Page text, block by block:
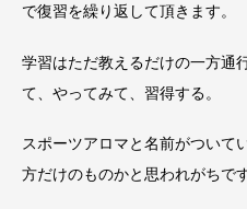
で復習を繰り返して頂きます。
学習はただ教えるだけの一方通
て、やってみて、習得する。
スポーツアロマと名前がついて
方だけのものかと思われがちです